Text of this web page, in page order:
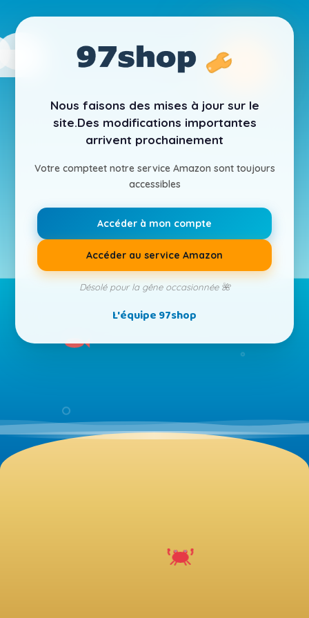
Nous faisons des mises à jour sur le
site.Des modifications importantes
arrivent prochainement
Votre compteet notre service Amazon sont toujours
accessibles
Accéder à mon compte
Accéder au service Amazon
Désolé pour la gêne occasionnée 🌺
L'équipe 97shop